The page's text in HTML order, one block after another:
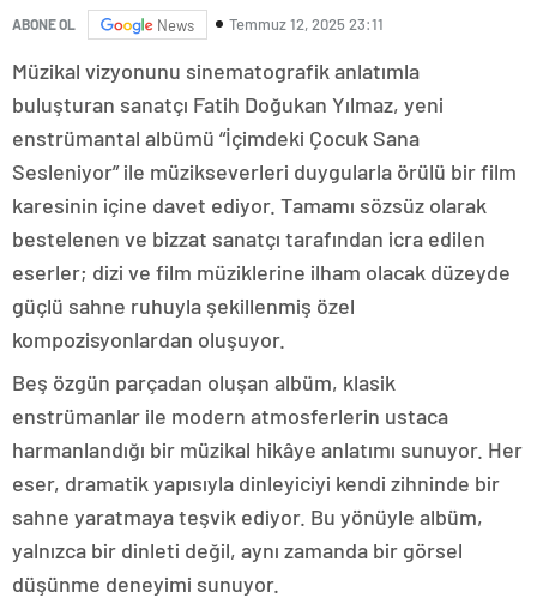
ABONE OL News Temmuz 12, 2025 23:11
Müzikal vizyonunu sinematografik anlatımla
buluşturan sanatçı Fatih Doğukan Yılmaz, yeni
enstrümantal albümü “İçimdeki Çocuk Sana
Sesleniyor” ile müzikseverleri duygularla örülü bir film
karesinin içine davet ediyor. Tamamı sözsüz olarak
bestelenen ve bizzat sanatçı tarafından icra edilen
eserler; dizi ve film müziklerine ilham olacak düzeyde
güçlü sahne ruhuyla şekillenmiş özel
kompozisyonlardan oluşuyor.
Beş özgün parçadan oluşan albüm, klasik
enstrümanlar ile modern atmosferlerin ustaca
harmanlandığı bir müzikal hikâye anlatımı sunuyor. Her
eser, dramatik yapısıyla dinleyiciyi kendi zihninde bir
sahne yaratmaya teşvik ediyor. Bu yönüyle albüm,
yalnızca bir dinleti değil, aynı zamanda bir görsel
düşünme deneyimi sunuyor.